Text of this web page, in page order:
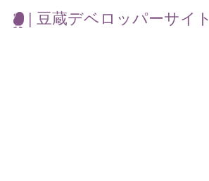
| 豆蔵デベロッパーサイト